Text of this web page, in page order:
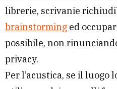
librerie, scrivanie
brainstorming ed
possibile, non
privacy.
Per l’acustica, se il luogo